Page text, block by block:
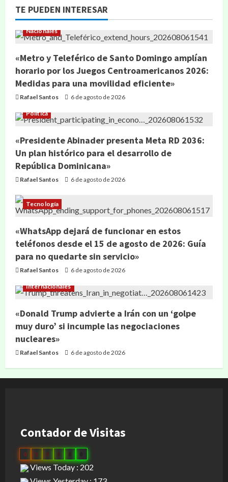
TE PUEDEN INTERESAR
Nacionales
«Metro y Teleférico de Santo Domingo amplían
horario por los Juegos Centroamericanos 2026:
Medidas para una movilidad eficiente»
Rafael Santos 6 de agosto de 2026
Política
«Presidente Abinader presenta Meta RD 2036:
Un plan histórico para el desarrollo de
República Dominicana»
Rafael Santos 6 de agosto de 2026
Tecnología
«WhatsApp dejará de funcionar en estos
teléfonos desde el 15 de agosto de 2026: Guía
para no quedarte sin servicio»
Rafael Santos 6 de agosto de 2026
Internacionales
«Donald Trump advierte a Irán con un ‘golpe
muy duro’ si incumple las negociaciones
nucleares»
Rafael Santos 6 de agosto de 2026
Contador de Visitas
0 3 0 8 8
Views Today : 202